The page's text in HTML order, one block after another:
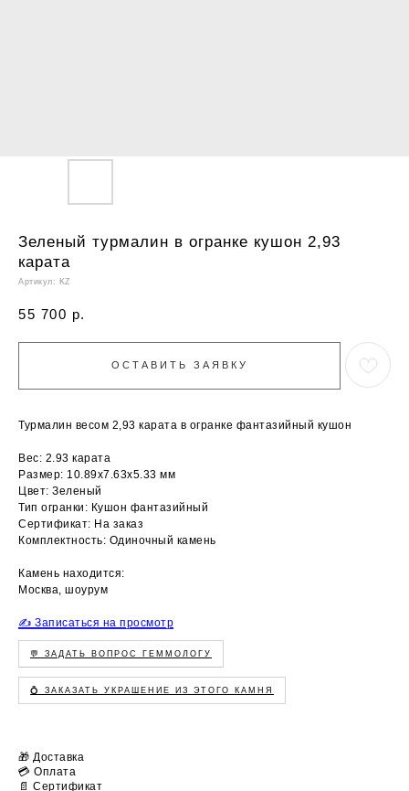
Зеленый турмалин в огранке кушон 2,93
карата
Артикул: KZ
55 700 р.
ОСТАВИТЬ ЗАЯВКУ
Турмалин весом 2,93 карата в огранке фантазийный кушон
Вес: 2.93 карата
Размер: 10.89х7.63х5.33 мм
Цвет: Зеленый
Тип огранки: Кушон фантазийный
Сертификат: На заказ
Комплектность: Одиночный камень
Камень находится:
Москва, шоурум
✍️ Записаться на просмотр
💬 ЗАДАТЬ ВОПРОС ГЕММОЛОГУ
💍 ЗАКАЗАТЬ УКРАШЕНИЕ ИЗ ЭТОГО КАМНЯ
🎁 Доставка
💳 Оплата
📄 Сертификат